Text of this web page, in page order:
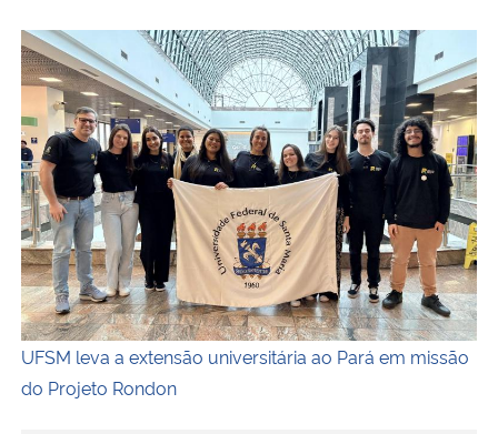
Fotografia colorida na horizontal da equipe da UFSM na
UFSM leva a extensão universitária ao Pará em missão
do Projeto Rondon